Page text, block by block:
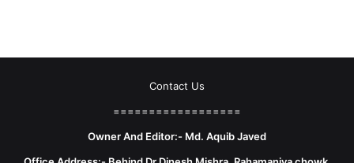
Contact Us
==================
Owner And Editor:- Md. Aquib Javed